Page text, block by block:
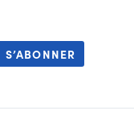
S’ABONNER